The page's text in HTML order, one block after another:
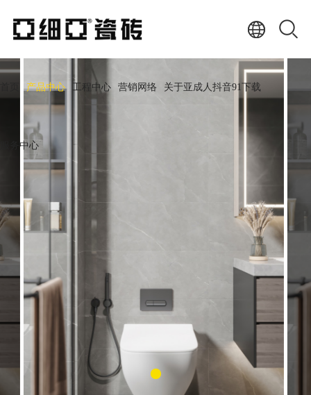
产品中心 工程中心 营销网络 关于亚成人抖音91下载
服务中心